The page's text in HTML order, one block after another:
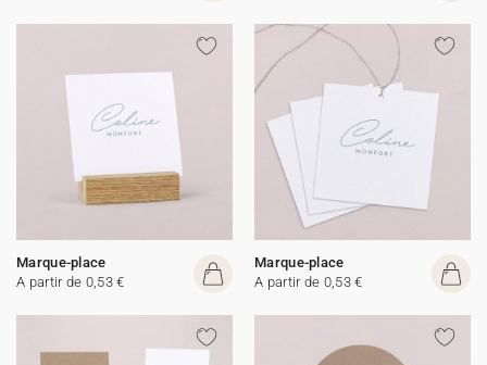
Marque-place
A partir de 0,53 €
Marque-place
A partir de 0,53 €